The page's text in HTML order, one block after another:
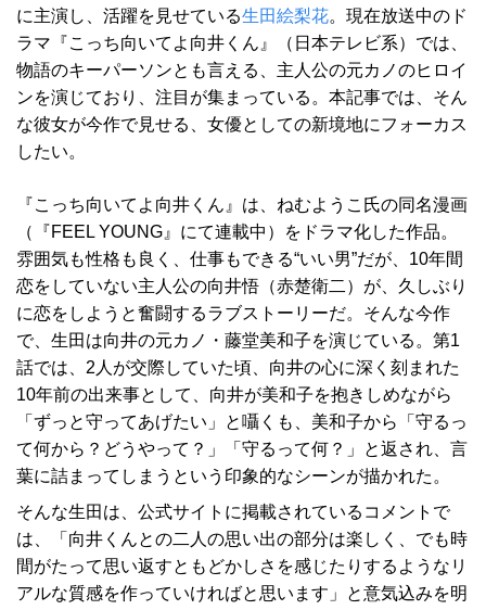
に主演し、活躍を見せている生田絵梨花。現在放送中のド
ラマ『こっち向いてよ向井くん』（日本テレビ系）では、
物語のキーパーソンとも言える、主人公の元カノのヒロイ
ンを演じており、注目が集まっている。本記事では、そん
な彼女が今作で見せる、女優としての新境地にフォーカス
したい。
『こっち向いてよ向井くん』は、ねむようこ氏の同名漫画
（『FEEL YOUNG』にて連載中）をドラマ化した作品。
雰囲気も性格も良く、仕事もできる“いい男”だが、10年間
恋をしていない主人公の向井悟（赤楚衛二）が、久しぶり
に恋をしようと奮闘するラブストーリーだ。そんな今作
で、生田は向井の元カノ・藤堂美和子を演じている。第1
話では、2人が交際していた頃、向井の心に深く刻まれた
10年前の出来事として、向井が美和子を抱きしめながら
「ずっと守ってあげたい」と囁くも、美和子から「守るっ
て何から？どうやって？」「守るって何？」と返され、言
葉に詰まってしまうという印象的なシーンが描かれた。
そんな生田は、公式サイトに掲載されているコメントで
は、「向井くんとの二人の思い出の部分は楽しく、でも時
間がたって思い返すともどかしさを感じたりするようなリ
アルな質感を作っていければと思います」と意気込みを明